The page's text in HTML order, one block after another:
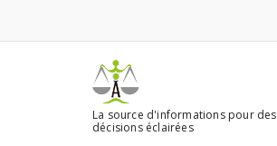
contenu
La source d'informations pour des
décisions éclairées